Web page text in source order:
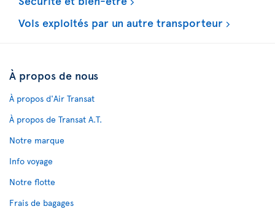
Vols exploités par un autre transporteur
À propos de nous
À propos d'Air Transat
À propos de Transat A.T.
Notre marque
Info voyage
Notre flotte
Frais de bagages